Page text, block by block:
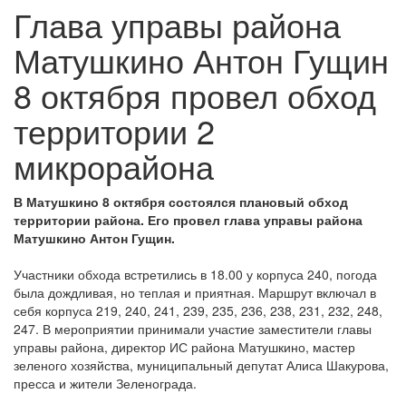
Глава управы района
Матушкино Антон Гущин
8 октября провел обход
территории 2
микрорайона
В Матушкино 8 октября состоялся плановый обход
территории района. Его провел глава управы района
Матушкино Антон Гущин.
Участники обхода встретились в 18.00 у корпуса 240, погода
была дождливая, но теплая и приятная. Маршрут включал в
себя корпуса 219, 240, 241, 239, 235, 236, 238, 231, 232, 248,
247. В мероприятии принимали участие заместители главы
управы района, директор ИС района Матушкино, мастер
зеленого хозяйства, муниципальный депутат Алиса Шакурова,
пресса и жители Зеленограда.